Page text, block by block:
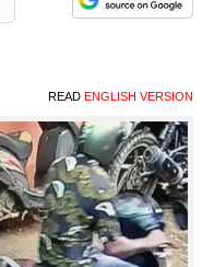
READ ENGLISH VERSION